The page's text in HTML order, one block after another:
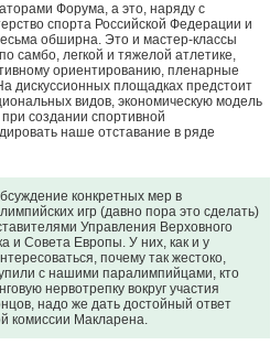
Форума, а это, наряду с
спорта Российской Федерации и
обширна. Это и мастер-классы
самбо, легкой и тяжелой атлетике,
ориентированию, пленарные
дискуссионных площадках предстоит
видов, экономическую модель
создании спортивной
наше отставание в ряде
конкретных мер в
игр (давно пора это сделать)
Управления Верховного
и Совета Европы. У них, как и у
почему так жестоко,
с нашими паралимпийцами, кто
нервотрепку вокруг участия
надо же дать достойный ответ
комиссии Макларена.